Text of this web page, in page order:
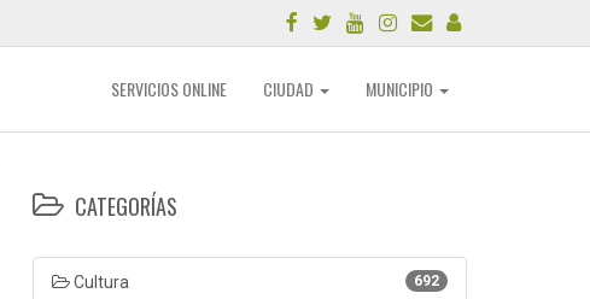
SERVICIOS ONLINE CIUDAD MUNICIPIO
CATEGORÍAS
692
Cultura